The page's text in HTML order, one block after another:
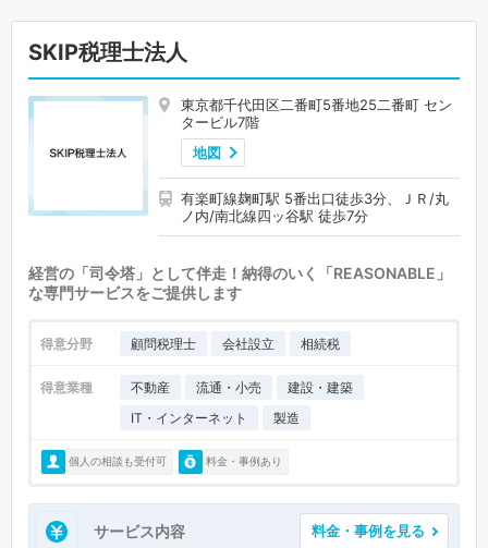
SKIP税理士法人
東京都千代田区二番町5番地25二番町 セン
タービル7階
地図
有楽町線麹町駅 5番出口徒歩3分、ＪＲ/丸
ノ内/南北線四ッ谷駅 徒歩7分
経営の「司令塔」として伴走！納得のいく「REASONABLE」
な専門サービスをご提供します
得意分野 顧問税理士 会社設立 相続税
得意業種 不動産 流通・小売
建設・建築
IT・インターネット
製造
個人の相談も受付可 料金・事例あり
サービス内容 料金・事例を見る